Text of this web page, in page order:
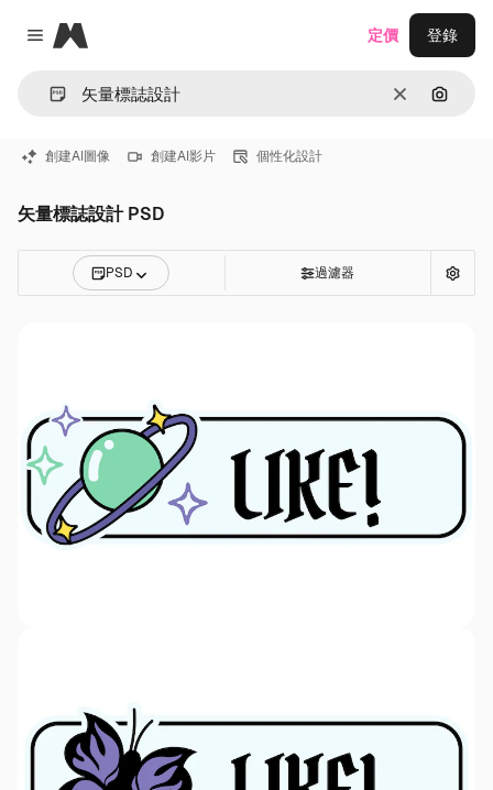
Close menu
Magnific
清除 通過圖
定價 登錄
創建AI圖像 創建AI影片 個性化設計
矢量標誌設計 PSD
PSD 過濾器